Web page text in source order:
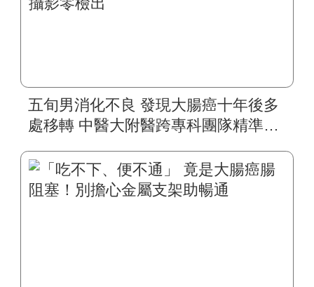
五旬男消化不良 發現大腸癌十年後多
處移轉 中醫大附醫跨專科團隊精準治
「腹腔溫熱化療」 成功逆轉病情 正子
攝影零檢出